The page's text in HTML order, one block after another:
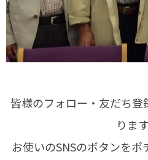
皆様のフォロー・友だち登
ります
お使いのSNSのボタンをポ